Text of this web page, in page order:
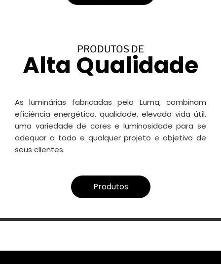
PRODUTOS DE
Alta Qualidade
As luminárias fabricadas pela Luma, combinam
eficiência energética, qualidade, elevada vida útil,
uma variedade de cores e luminosidade para se
adequar a todo e qualquer projeto e objetivo de
seus clientes.
Produtos